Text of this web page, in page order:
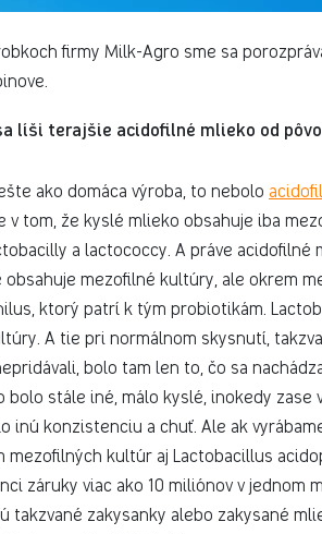
firmy Milk-Agro sme sa
líši terajšie acidofilné mlieko od
ako domáca výroba, to nebolo
v tom, že kyslé mlieko obsahuje iba
a lactococcy. A práve acidofilné
obsahuje mezofilné kultúry, ale okrem
ktorý patrí k tým probiotikám.
A tie pri normálnom skysnutí,
bolo tam len to, čo sa
bolo stále iné, málo kyslé, inokedy zase
inú konzistenciu a chuť. Ale ak
mezofilných kultúr aj Lactobacillus
záruky viac ako 10 miliónov v jednom
takzvané zakysanky alebo zakysané